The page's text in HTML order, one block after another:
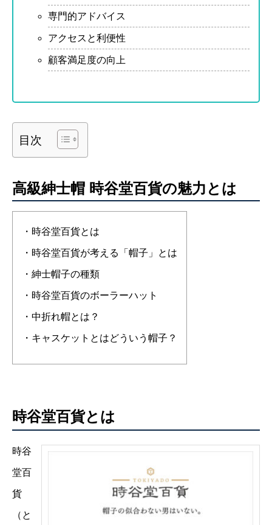
専門的アドバイス
アクセスと利便性
顧客満足度の向上
目次
高級紳士帽 時谷堂百貨の魅力とは
・時谷堂百貨とは
・時谷堂百貨が考える「帽子」とは
・紳士帽子の種類
・時谷堂百貨のボーラーハット
・中折れ帽とは？
・キャスケットとはどういう帽子？
時谷堂百貨とは
時谷
堂百
貨
（と